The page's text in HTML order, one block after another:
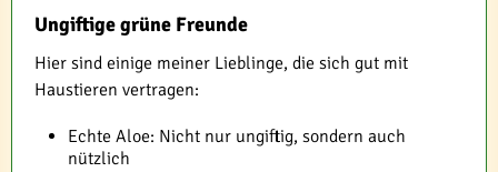
Ungiftige grüne Freunde
Hier sind einige meiner Lieblinge, die sich gut mit
Haustieren vertragen:
Echte Aloe: Nicht nur ungiftig, sondern auch
nützlich